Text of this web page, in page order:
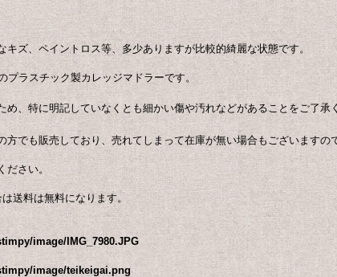
ズ、ペイントロス等、多少ありますが比較的綺麗な状態です。
プラスチック製カレッジマドラーです。
、特に明記していなくとも細かい傷や汚れなどがあることをご了
でも販売しており、売れてしまって在庫が無い場合もございますの
さい。
送料は無料になります。
image/IMG_7980.JPG
image/teikeigai.png